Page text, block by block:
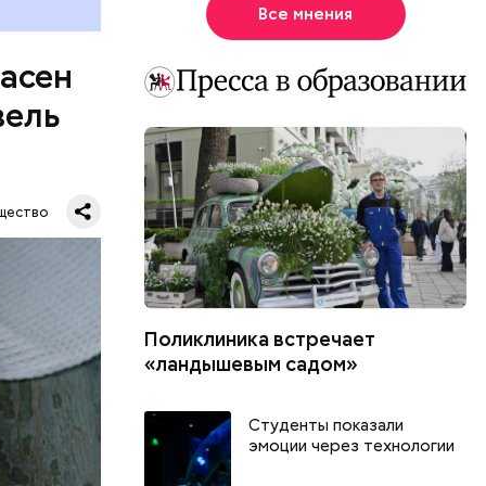
Все мнения
Поликлиника встречает
«ландышевым садом»
Студенты показали
эмоции через технологии